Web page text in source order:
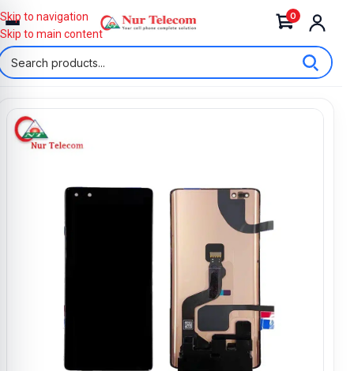
0
Skip to navigation
Skip to main content